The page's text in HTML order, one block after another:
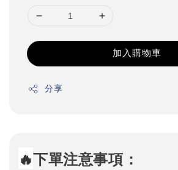
加入購物車
分享
🔥下單注意事項：